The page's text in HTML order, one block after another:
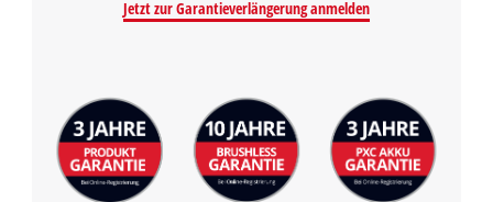
Jetzt zur Garantieverlängerung anmelden